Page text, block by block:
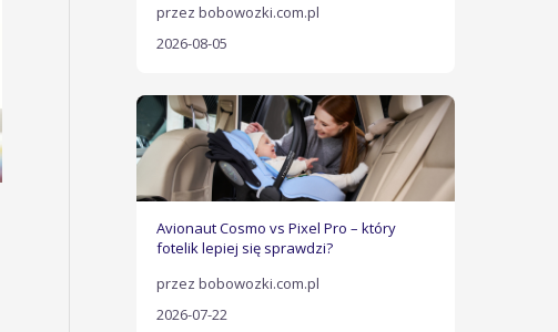
przez bobowozki.com.pl
2026-08-05
Avionaut Cosmo vs Pixel Pro – który
fotelik lepiej się sprawdzi?
przez bobowozki.com.pl
2026-07-22